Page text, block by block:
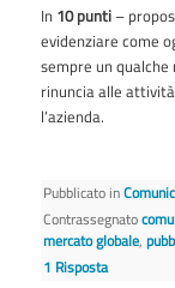
In10 punti–
evidenziare come
sempre un
rinuncia alle
l’azienda.
Pubblicato in
Contrassegnato
mercato globale,
1 Risposta